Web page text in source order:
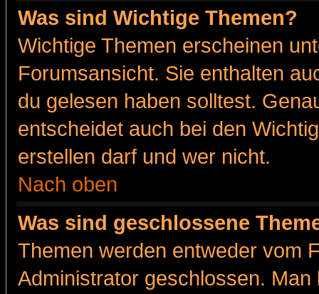
Was sind Wichtige Themen?
Wichtige Themen erscheinen
Forumsansicht. Sie enthalten
du gelesen haben solltest.
entscheidet auch bei den
erstellen darf und wer nicht.
Nach oben
Was sind geschlossene
Themen werden entweder vom
Administrator geschlossen.